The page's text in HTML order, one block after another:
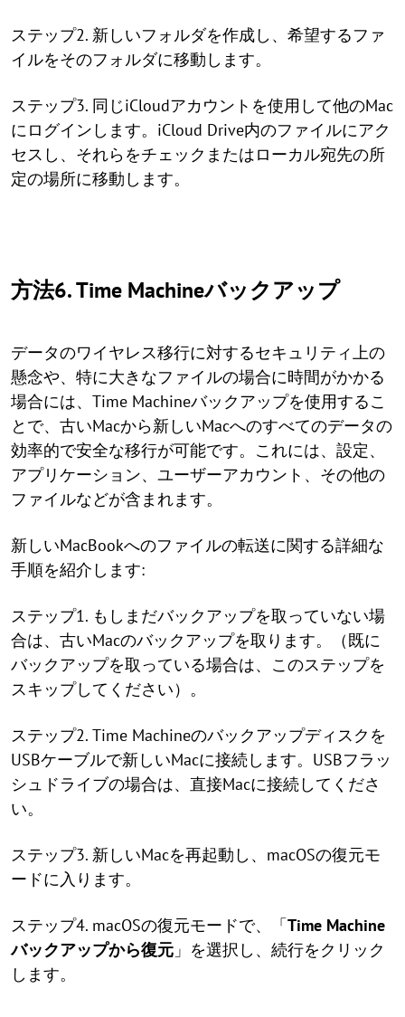
ステップ2. 新しいフォルダを作成し、希望するファ
イルをそのフォルダに移動します。
ステップ3. 同じiCloudアカウントを使用して他のMac
にログインします。iCloud Drive内のファイルにアク
セスし、それらをチェックまたはローカル宛先の所
定の場所に移動します。
方法6. Time Machineバックアップ
データのワイヤレス移行に対するセキュリティ上の
懸念や、特に大きなファイルの場合に時間がかかる
場合には、Time Machineバックアップを使用するこ
とで、古いMacから新しいMacへのすべてのデータの
効率的で安全な移行が可能です。これには、設定、
アプリケーション、ユーザーアカウント、その他の
ファイルなどが含まれます。
新しいMacBookへのファイルの転送に関する詳細な
手順を紹介します:
ステップ1. もしまだバックアップを取っていない場
合は、古いMacのバックアップを取ります。（既に
バックアップを取っている場合は、このステップを
スキップしてください）。
ステップ2. Time Machineのバックアップディスクを
USBケーブルで新しいMacに接続します。USBフラッ
シュドライブの場合は、直接Macに接続してくださ
い。
ステップ3. 新しいMacを再起動し、macOSの復元モ
ードに入ります。
ステップ4. macOSの復元モードで、「Time Machine
バックアップから復元 」を選択し、続行をクリック
します。